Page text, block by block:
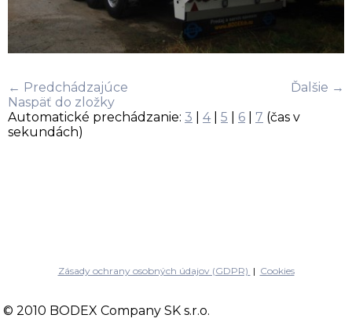
← Predchádzajúce
Ďalšie →
Naspäť do zložky
Automatické prechádzanie: 3 4| 5 6 7 (čas v
sekundách)
Zásady ochrany osobných údajov (GDPR) | Cookies
© 2010 BODEX Company SK s.r.o.